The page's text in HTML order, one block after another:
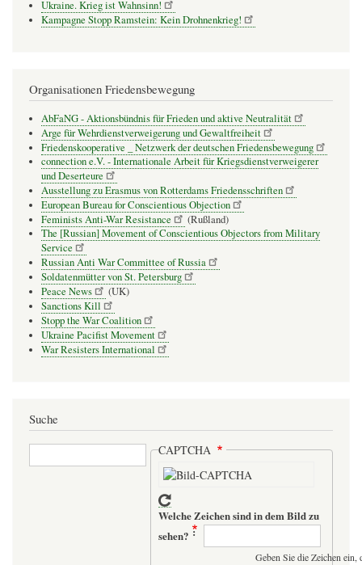
Ukraine. Krieg ist Wahnsinn!
Kampagne Stopp Ramstein: Kein Drohnenkrieg!
Organisationen Friedensbewegung
AbFaNG - Aktionsbündnis für Frieden und aktive Neutralität
Arge für Wehrdienstverweigerung und Gewaltfreiheit
Friedenskooperative _ Netzwerk der deutschen Friedensbewegung
connection e.V. - Inter­na­tio­nale Arbeit für Kriegs­dienst­ver­wei­gerer
und Deser­teure
Ausstellung zu Erasmus von Rotterdams Friedensschriften
European Bureau for Conscientious Objection
Feminists Anti-War Resistance
(Rußland)
The [Russian] Movement of Conscientious Objectors from Military
Service
Russian Anti War Committee of Russia
Soldatenmütter von St. Petersburg
Peace News
(UK)
Sanctions Kill
Stopp the War Coalition
Ukraine Pacifist Movement
War Resisters International
Suche
Suche CAPTCHA
Welche Zeichen sind in dem Bild zu
sehen?
Geben Sie die Zeichen